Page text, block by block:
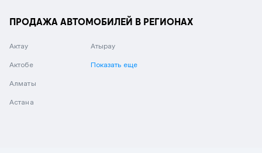
ПРОДАЖА АВТОМОБИЛЕЙ В РЕГИОНАХ
Актау
Актобе
Алматы
Астана
Атырау
Показать еще